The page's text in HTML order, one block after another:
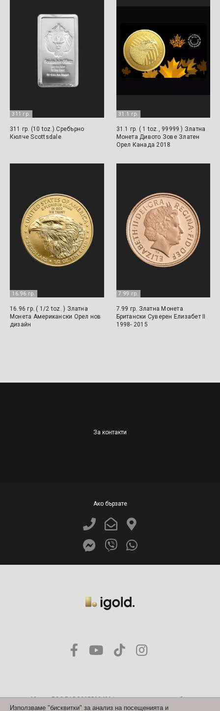
311 гр.
311 гр. (10 toz.) Сребърно
Кюлче Scottsdale
31.1 гр.
31.1 гр. ( 1 toz., 99999 ) Златна
Монета Дивото Зове Златен
Орел Канада 2018
16.96 гр.
16.96 гр. ( 1/2 toz. ) Златна
Монета Американски Орел нов
дизайн
7.99 гр.
7.99 гр. Златна Монета
Британски Суверен Елизабет II
1998- 2015
За контакти
Ако бързате
Айголд ЕООД | BG205590400 | адрес на регистрация бул.
Александър Стамболийски № 84, ет. 2, оф. 6, 1303 София | Лиценз
Използваме "бисквитки" за анализ на посещенията и